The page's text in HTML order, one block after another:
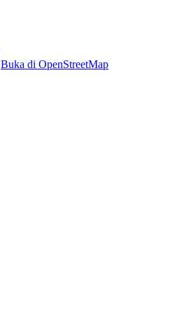
Buka di OpenStreetMap